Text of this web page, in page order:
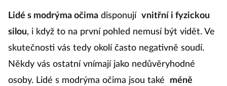
Lidé s modrýma očima disponují vnitřní i fyzickou
silou, i když to na první pohled nemusí být vidět. Ve
skutečnosti vás tedy okolí často negativně soudí.
Někdy vás ostatní vnímají jako nedůvěryhodné
osoby. Lidé s modrýma očima jsou také
méně